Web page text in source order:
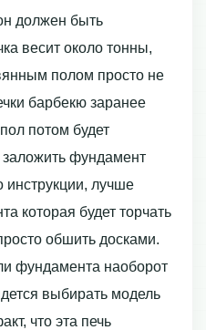
должен быть
весит около тонны,
полом просто не
барбекю заранее
потом будет
фундамент
лучше
которая будет торчать
обшить досками.
фундамента наоборот
выбирать модель
что эта печь